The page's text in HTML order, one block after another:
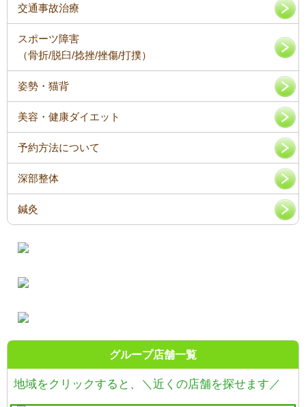
交通事故治療
スポーツ障害
（骨折/脱臼/捻挫/挫傷/打撲）
姿勢・猫背
美容・健康ダイエット
予約方法について
深部整体
鍼灸
グループ店舗一覧
地域をクリックすると、 ＼近くの店舗を探せます／